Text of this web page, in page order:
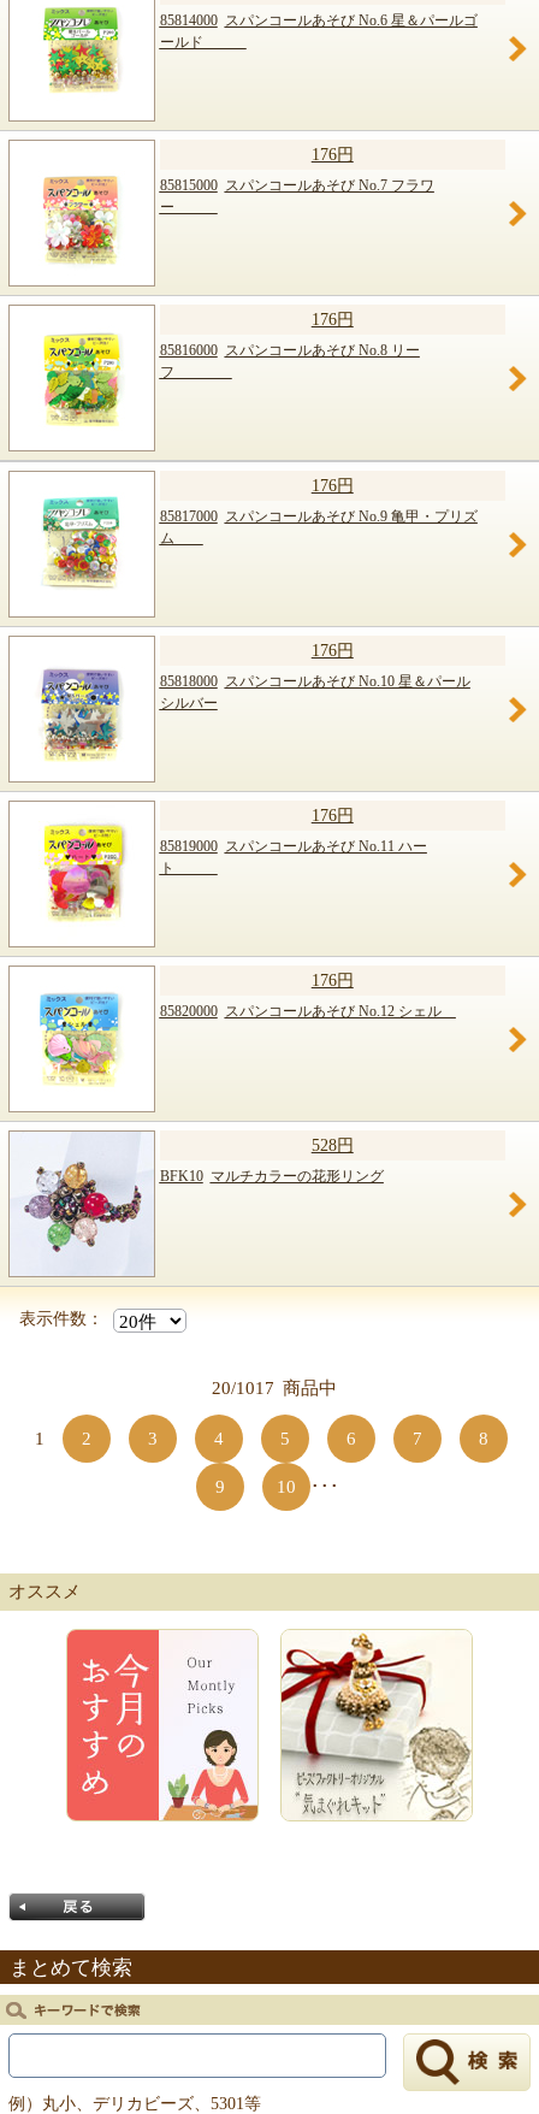
85814000 スパンコールあそび No.6 星＆パールゴ
ールド
176円
85815000 スパンコールあそび No.7 フラワ
ー
176円
85816000 スパンコールあそび No.8 リー
フ
176円
85817000 スパンコールあそび No.9 亀甲・プリズ
ム
176円
85818000 スパンコールあそび No.10 星＆パール
シルバー
176円
85819000 スパンコールあそび No.11 ハー
ト
176円
85820000 スパンコールあそび No.12 シェル
528円
BFK10 マルチカラーの花形リング
表示件数：
20/1017 商品中
1 2 3 4 5 6 7 8
9 10 ･･･
オススメ
戻る
まとめて検索
例）丸小、デリカビーズ、5301等